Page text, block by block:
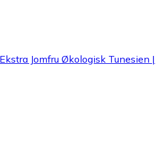
Jomfru Økologisk Tunesien |